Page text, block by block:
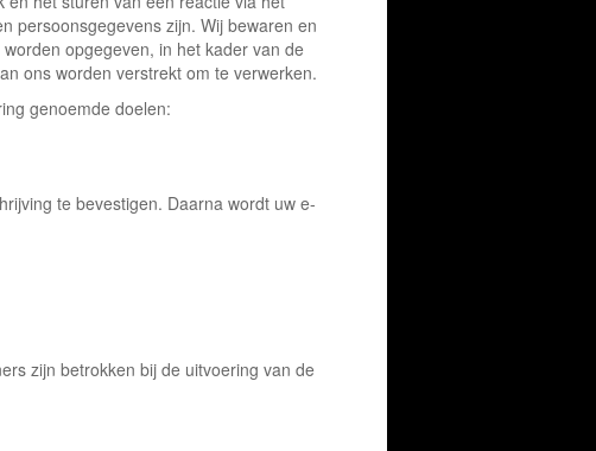
persoonsgegevens zijn. Wij bewaren en
opgegeven, in het kader van de
ons worden verstrekt om te verwerken.
genoemde doelen:
te bevestigen. Daarna wordt uw e-
zijn betrokken bij de uitvoering van de